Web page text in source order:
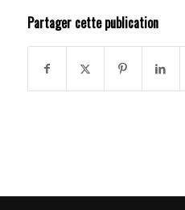
Partager cette publication